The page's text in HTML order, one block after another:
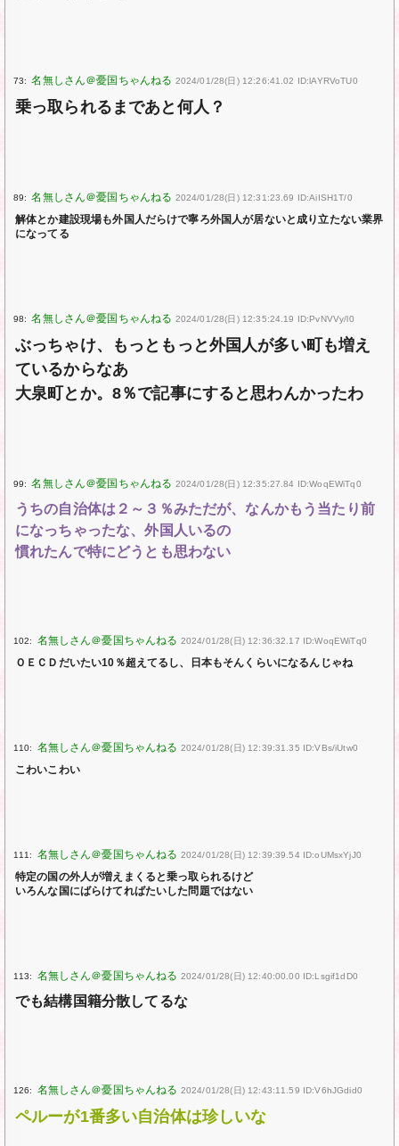
73: 2024/01/28(日) 12:26:41.02 ID:lAYRVoTU0
乗っ取られるまであと何人？
89: 2024/01/28(日) 12:31:23.69 ID:AiISH1T/0
解体とか建設現場も外国人だらけで寧ろ外国人が居ないと成り立たない業界
になってる
98: 2024/01/28(日) 12:35:24.19 ID:PvNVVy/l0
ぶっちゃけ、もっともっと外国人が多い町も増え
ているからなあ
大泉町とか。8％で記事にすると思わんかったわ
99: 2024/01/28(日) 12:35:27.84 ID:WoqEWiTq0
うちの自治体は２～３％みただが、なんかもう当たり前
になっちゃったな、外国人いるの
慣れたんで特にどうとも思わない
102: 2024/01/28(日) 12:36:32.17 ID:WoqEWiTq0
ＯＥＣＤだいたい10％超えてるし、日本もそんくらいになるんじゃね
110: 2024/01/28(日) 12:39:31.35 ID:VBs/iUtw0
こわいこわい
111: 2024/01/28(日) 12:39:39.54 ID:oUMsxYjJ0
特定の国の外人が増えまくると乗っ取られるけど
いろんな国にばらけてればたいした問題ではない
113: 2024/01/28(日) 12:40:00.00 ID:Lsgif1dD0
でも結構国籍分散してるな
126: 2024/01/28(日) 12:43:11.59 ID:V6hJGdid0
ペルーが1番多い自治体は珍しいな